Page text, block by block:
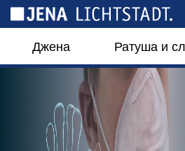
Джена Ратуша и
Панель управления cookies